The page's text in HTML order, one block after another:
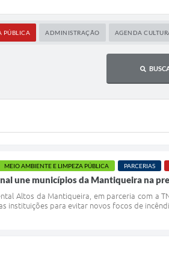
PÚBLICA ADMINISTRAÇÃO AGENDA
MEIO AMBIENTE E LIMPEZA PÚBLICA PARCERIAS
une municípios da Mantiqueira na
Altos da Mantiqueira, em parceria com a
instituições para evitar novos focos de